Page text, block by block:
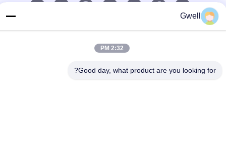
اتصل سريعًا
Gwell
2:32 PM
Good day, what product are you looking for?